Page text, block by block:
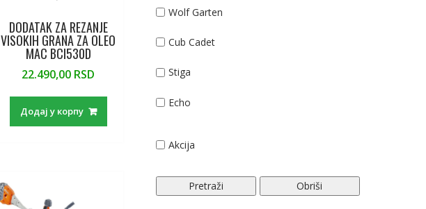
DODATAK ZA REZANJE
VISOKIH GRANA ZA OLEO
MAC BCI530D
22.490,00 RSD
Додај у корпу
Wolf Garten
Cub Cadet
Stiga
Echo
OleoMac
Akcija
Pretraži Obriši